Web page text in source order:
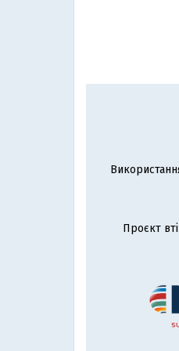
Проєкт